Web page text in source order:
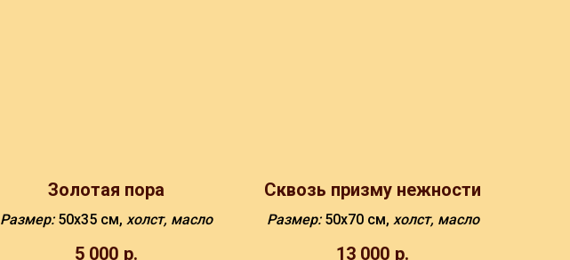
Золотая пора
Размер: 50х35 см, холст, масло
5 000 р.
Сквозь призму нежности
Размер: 50х70 см, холст, масло
13 000 р.